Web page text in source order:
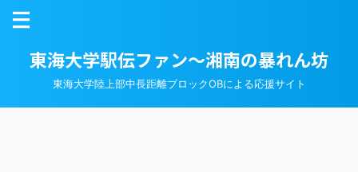
東海大学駅伝ファン～湘南の暴れん坊
東海大学陸上部中長距離ブロックOBによる応援サイト